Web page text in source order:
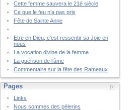
Cette femme sauvera le 21è siècle
Ce que le feu n’a pas pris
Fête de Sainte Anne
Etre en Dieu, c'est ressentir sa Joie en
nous
La vocation divine de la femme
La guérison de l’âme
Commentaire sur la fête des Rameaux
Pages
Links
Nous sommes des pélerins